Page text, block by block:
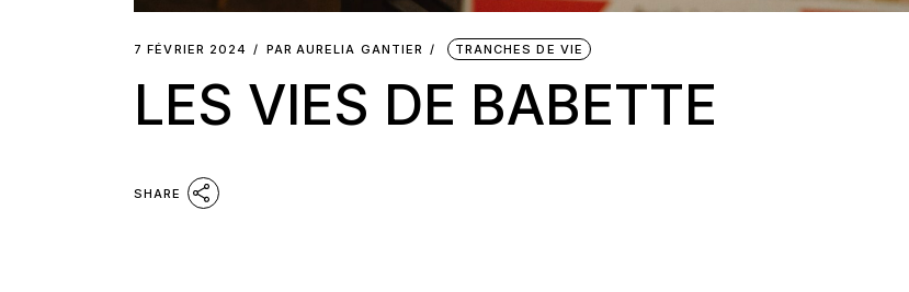
7 FÉVRIER 2024 PAR AURELIA GANTIER TRANCHES DE VIE
LES VIES DE BABETTE
SHARE